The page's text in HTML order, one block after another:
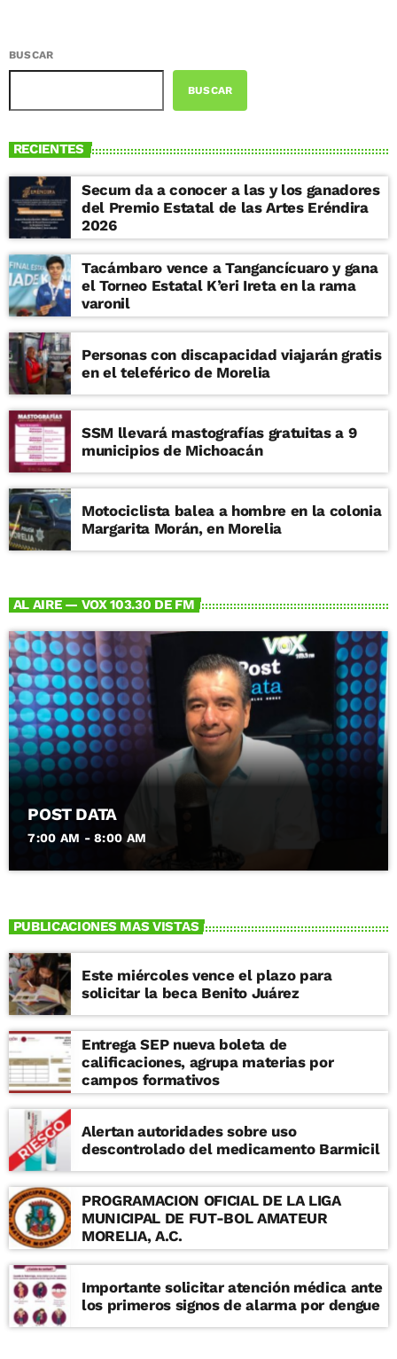
BUSCAR
BUSCAR
RECIENTES
Secum da a conocer a las y los ganadores
del Premio Estatal de las Artes Eréndira
2026
Tacámbaro vence a Tangancícuaro y gana
el Torneo Estatal K’eri Ireta en la rama
varonil
Personas con discapacidad viajarán gratis
en el teleférico de Morelia
SSM llevará mastografías gratuitas a 9
municipios de Michoacán
Motociclista balea a hombre en la colonia
Margarita Morán, en Morelia
AL AIRE — VOX 103.30 DE FM
POST DATA
7:00 AM - 8:00 AM
PUBLICACIONES MAS VISTAS
Este miércoles vence el plazo para
solicitar la beca Benito Juárez
Entrega SEP nueva boleta de
calificaciones, agrupa materias por
campos formativos
Alertan autoridades sobre uso
descontrolado del medicamento Barmicil
PROGRAMACION OFICIAL DE LA LIGA
MUNICIPAL DE FUT-BOL AMATEUR
MORELIA, A.C.
Importante solicitar atención médica ante
los primeros signos de alarma por dengue